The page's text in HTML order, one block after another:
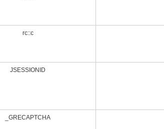
rc::c
JSESSIONID
_GRECAPTCHA